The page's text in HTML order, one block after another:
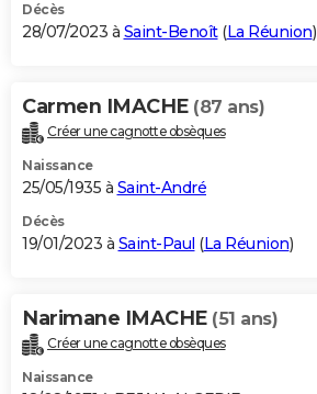
Décès
28/07/2023 à Saint-Benoît(La Réunion)
Carmen IMACHE (87 ans)
Créer une cagnotte obsèques
Naissance
25/05/1935 à Saint-André
Décès
19/01/2023 à Saint-Paul (La Réunion)
Narimane IMACHE (51 ans)
Créer une cagnotte obsèques
Naissance